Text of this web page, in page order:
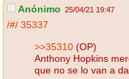
Anónimo 25/04/21 19:47
/#/ 35337
>>35310 (OP)
Anthony Hopkins
que no se lo van a